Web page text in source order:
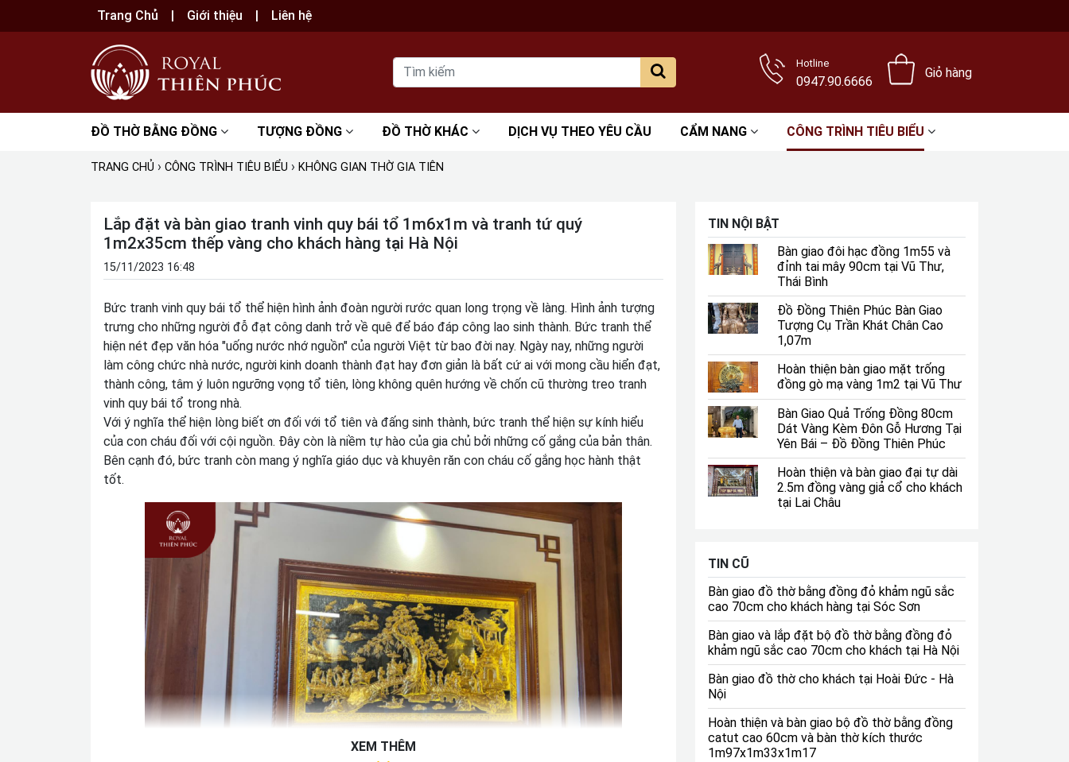
Trang Chủ Giới thiệu Liên hệ
Hotline
0947.90.6666
Giỏ hàng
ĐỒ THỜ BẰNG ĐỒNG TƯỢNG ĐỒNG ĐỒ THỜ KHÁC DỊCH VỤ THEO YÊU CẦU CẨM NANG CÔNG TRÌNH TIÊU BIỂU
TRANG CHỦ › CÔNG TRÌNH TIÊU BIỂU › KHÔNG GIAN THỜ GIA TIÊN
Lắp đặt và bàn giao tranh vinh quy bái tổ 1m6x1m và tranh tứ quý
1m2x35cm thếp vàng cho khách hàng tại Hà Nội
15/11/2023 16:48
Bức tranh vinh quy bái tổ thể hiện hình ảnh đoàn người rước quan long trọng về làng. Hình ảnh tượng
trưng cho những người đỗ đạt công danh trở về quê để báo đáp công lao sinh thành. Bức tranh thể
hiện nét đẹp văn hóa "uống nước nhớ nguồn" của người Việt từ bao đời nay. Ngày nay, những người
làm công chức nhà nước, người kinh doanh thành đạt hay đơn giản là bất cứ ai với mong cầu hiển đạt,
thành công, tâm ý luôn ngưỡng vọng tổ tiên, lòng không quên hướng về chốn cũ thường treo tranh
vinh quy bái tổ trong nhà.
Với ý nghĩa thể hiện lòng biết ơn đối với tổ tiên và đấng sinh thành, bức tranh thể hiện sự kính hiểu
của con cháu đối với cội nguồn. Đây còn là niềm tự hào của gia chủ bởi những cố gắng của bản thân.
Bên cạnh đó, bức tranh còn mang ý nghĩa giáo dục và khuyên răn con cháu cố gắng học hành thật
tốt.
XEM THÊM
TIN NỘI BẬT
Bàn giao đôi hạc đồng 1m55 và
đỉnh tai mây 90cm tại Vũ Thư,
Thái Bình
Đồ Đồng Thiên Phúc Bàn Giao
Tượng Cụ Trần Khát Chân Cao
1,07m
Hoàn thiện bàn giao mặt trống
đồng gò mạ vàng 1m2 tại Vũ Thư
Bàn Giao Quả Trống Đồng 80cm
Dát Vàng Kèm Đôn Gỗ Hương Tại
Yên Bái – Đồ Đồng Thiên Phúc
Hoàn thiện và bàn giao đại tự dài
2.5m đồng vàng giả cổ cho khách
tại Lai Châu
TIN CŨ
Bàn giao đồ thờ bằng đồng đỏ khảm ngũ sắc
cao 70cm cho khách hàng tại Sóc Sơn
Bàn giao và lắp đặt bộ đồ thờ bằng đồng đỏ
khảm ngũ sắc cao 70cm cho khách tại Hà Nội
Bàn giao đồ thờ cho khách tại Hoài Đức - Hà
Nội
Hoàn thiện và bàn giao bộ đồ thờ bằng đồng
catut cao 60cm và bàn thờ kích thước
1m97x1m33x1m17